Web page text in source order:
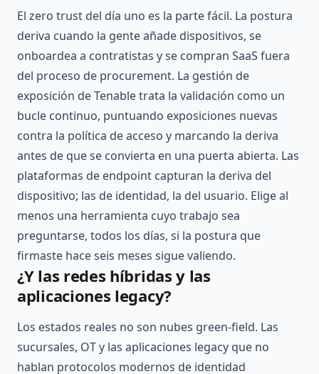
El zero trust del día uno es la parte fácil. La postura
deriva cuando la gente añade dispositivos, se
onboardea a contratistas y se compran SaaS fuera
del proceso de procurement. La gestión de
exposición de Tenable trata la validación como un
bucle continuo, puntuando exposiciones nuevas
contra la política de acceso y marcando la deriva
antes de que se convierta en una puerta abierta. Las
plataformas de endpoint capturan la deriva del
dispositivo; las de identidad, la del usuario. Elige al
menos una herramienta cuyo trabajo sea
preguntarse, todos los días, si la postura que
firmaste hace seis meses sigue valiendo.
¿Y las redes híbridas y las
aplicaciones legacy?
Los estados reales no son nubes green-field. Las
sucursales, OT y las aplicaciones legacy que no
hablan protocolos modernos de identidad